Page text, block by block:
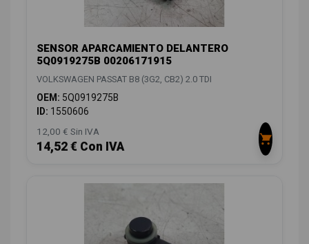
SENSOR APARCAMIENTO DELANTERO
5Q0919275B 00206171915
VOLKSWAGEN PASSAT B8 (3G2, CB2) 2.0 TDI
OEM: 5Q0919275B
ID: 1550606
12,00 € Sin IVA
14,52 € Con IVA